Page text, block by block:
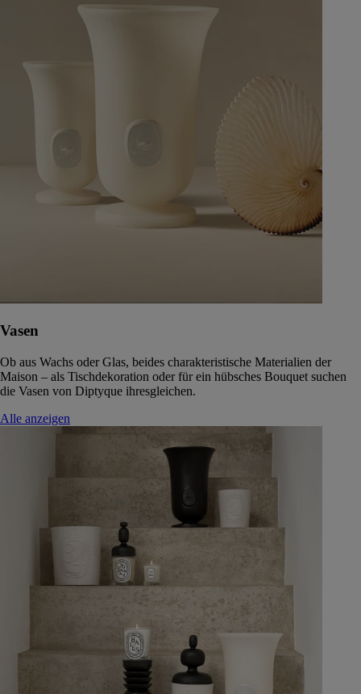
Vasen
Ob aus Wachs oder Glas, beides charakteristische Materialien der
Maison – als Tischdekoration oder für ein hübsches Bouquet suchen
die Vasen von Diptyque ihresgleichen.
Alle anzeigen